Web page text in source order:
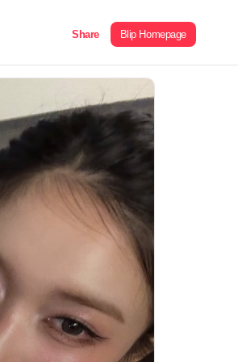
Share Blip Homepage